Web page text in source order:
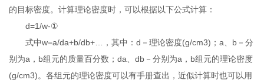
的目标密度。计算理论密度时，可以根据以下公式计算：
d=1/w-①
式中w=a/da+b/db+…，其中：d－理论密度(g/cm3)；a、b－分
别为a，b组元的质量百分数；da、db－分别为a，b组元的理论密度
(g/cm3)。各组元的理论密度可以有手册查出，近似计算时也可以用